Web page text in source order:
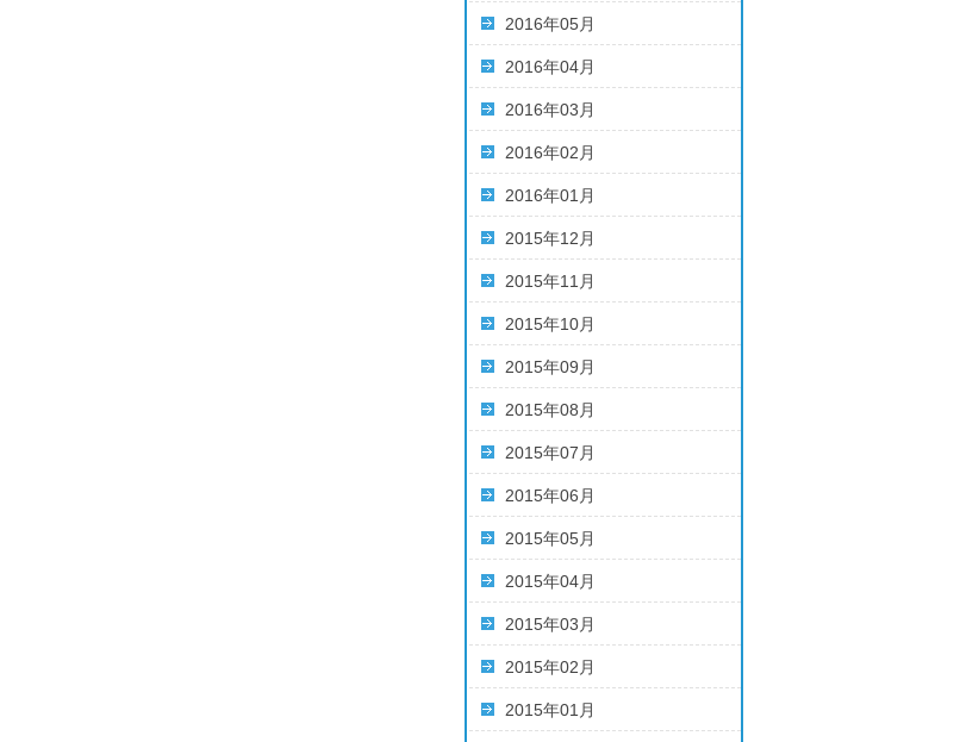
2016年05月
2016年04月
2016年03月
2016年02月
2016年01月
2015年12月
2015年11月
2015年10月
2015年09月
2015年08月
2015年07月
2015年06月
2015年05月
2015年04月
2015年03月
2015年02月
2015年01月